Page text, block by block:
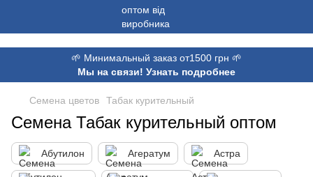
🌱 Минимальный заказ от1500 грн 🌱
Мы на связи! Узнать подробнее
Семена цветов Табак курительный
Семена Табак курительный оптом
Абутилон Агератум Астра